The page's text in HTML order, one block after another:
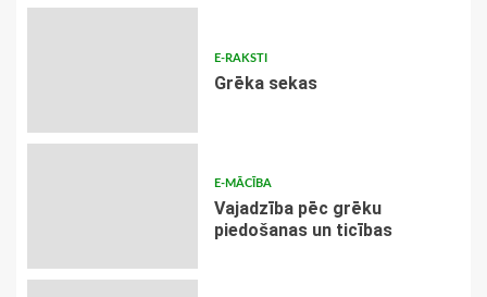
E-RAKSTI
Grēka sekas
E-MĀCĪBA
Vajadzība pēc grēku
piedošanas un ticības